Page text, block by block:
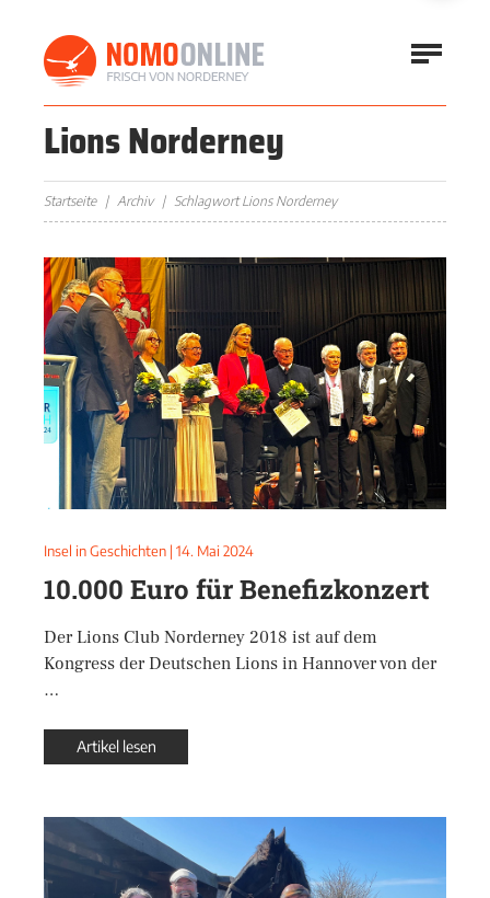
Lions Norderney
Startseite Archiv Schlagwort Lions Norderney
Insel in Geschichten | 14. Mai 2024
10.000 Euro für Benefizkonzert
Der Lions Club Norderney 2018 ist auf dem
Kongress der Deutschen Lions in Hannover von der
…
Artikel lesen